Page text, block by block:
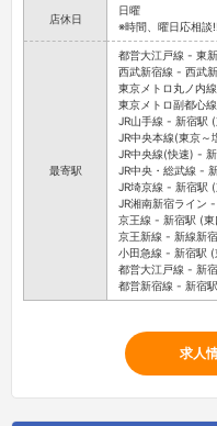
店休日
日曜
※時間、曜日応相
最寄駅
都営大江戸線 - 東
西武新宿線 - 西武
東京メトロ丸ノ内
東京メトロ副都心
JR山手線 - 新宿駅
JR中央本線(東京
JR中央線(快速) -
JR中央・総武線 -
JR埼京線 - 新宿駅
JR湘南新宿ライン
京王線 - 新宿駅 (
京王新線 - 新線新
小田急線 - 新宿駅
都営大江戸線 - 新
都営新宿線 - 新宿
求人